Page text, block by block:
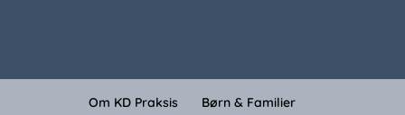
Om KD Praksis
Børn & Familier